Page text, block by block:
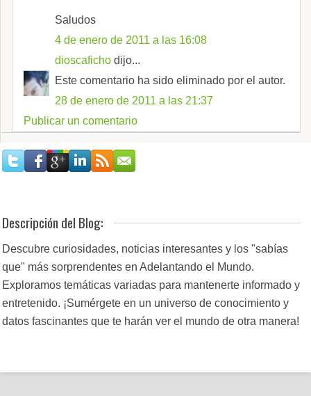
Saludos
4 de enero de 2011 a las 16:08
dioscaficho dijo...
Este comentario ha sido eliminado por el autor.
28 de enero de 2011 a las 21:37
Publicar un comentario
Descripción del Blog:
Descubre curiosidades, noticias interesantes y los "sabías
que" más sorprendentes en Adelantando el Mundo.
Exploramos temáticas variadas para mantenerte informado y
entretenido. ¡Sumérgete en un universo de conocimiento y
datos fascinantes que te harán ver el mundo de otra manera!